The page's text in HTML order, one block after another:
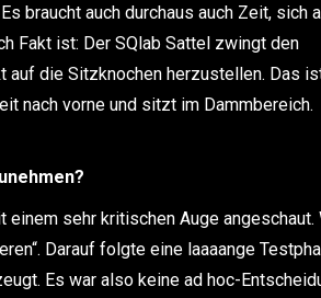
braucht auch durchaus auch Zeit, sich
Fakt ist: Der SQlab Sattel zwingt den
auf die Sitzknochen herzustellen. Das
nach vorne und sitzt im Dammbereich.
sehr kritischen Auge angeschaut.
Darauf folgte eine laaaange
Es war also keine ad hoc-